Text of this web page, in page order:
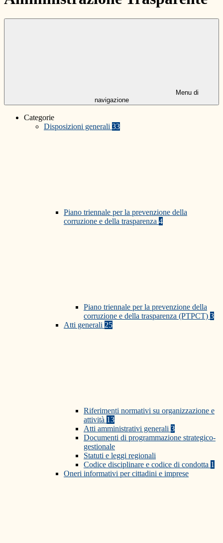
Menu di
navigazione
Categorie
Disposizioni generali 33
Piano triennale per la prevenzione della
corruzione e della trasparenza 4
Piano triennale per la prevenzione della
corruzione e della trasparenza (PTPCT) 3
Atti generali 25
Riferimenti normativi su organizzazione e
attività 13
Atti amministrativi generali 3
Documenti di programmazione strategico-
gestionale
Statuti e leggi regionali
Codice disciplinare e codice di condotta 1
Oneri informativi per cittadini e imprese